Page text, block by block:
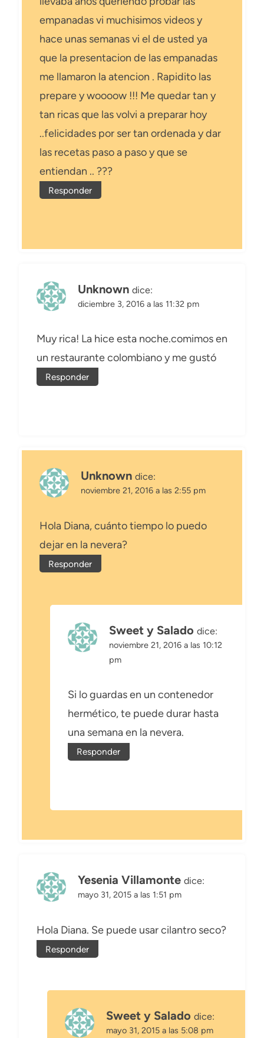
empanadas vi muchisimos videos y
hace unas semanas vi el de usted ya
que la presentacion de las empanadas
me llamaron la atencion . Rapidito las
prepare y woooow !!! Me quedar tan y
tan ricas que las volvi a preparar hoy
..felicidades por ser tan ordenada y dar
las recetas paso a paso y que se
entiendan .. ???
Responder
Unknown dice:
diciembre 3, 2016 a las 11:32 pm
Muy rica! La hice esta noche.comimos en
un restaurante colombiano y me gustó
Responder
Unknown dice:
noviembre 21, 2016 a las 2:55 pm
Hola Diana, cuánto tiempo lo puedo
dejar en la nevera?
Responder
Sweet y Salado dice:
noviembre 21, 2016 a las 10:12
pm
Si lo guardas en un contenedor
hermético, te puede durar hasta
una semana en la nevera.
Responder
Yesenia Villamonte dice:
mayo 31, 2015 a las 1:51 pm
Hola Diana. Se puede usar cilantro seco?
Responder
Sweet y Salado dice:
mayo 31, 2015 a las 5:08 pm